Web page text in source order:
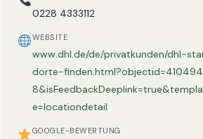
0228 4333112
WEBSITE
www.dhl.de/de/privatkunden/dhl-
dorte-finden.html?objectid=410494
e=locationdetail
GOOGLE-BEWERTUNG